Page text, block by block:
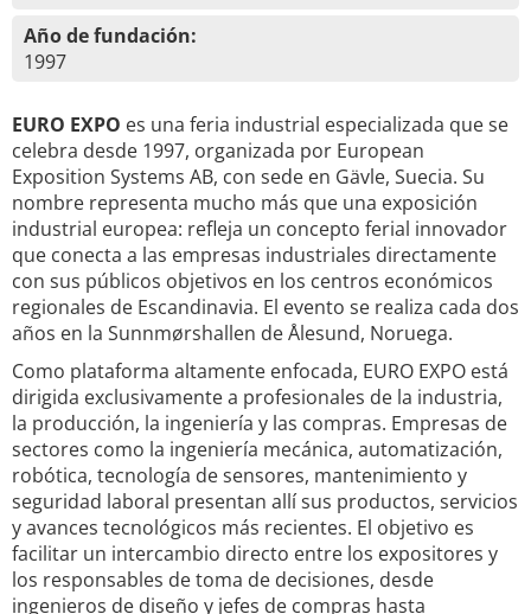
Año de fundación:
1997
EURO EXPO es una feria industrial especializada que se
celebra desde 1997, organizada por European
Exposition Systems AB, con sede en Gävle, Suecia. Su
nombre representa mucho más que una exposición
industrial europea: refleja un concepto ferial innovador
que conecta a las empresas industriales directamente
con sus públicos objetivos en los centros económicos
regionales de Escandinavia. El evento se realiza cada dos
años en la Sunnmørshallen de Ålesund, Noruega.
Como plataforma altamente enfocada, EURO EXPO está
dirigida exclusivamente a profesionales de la industria,
la producción, la ingeniería y las compras. Empresas de
sectores como la ingeniería mecánica, automatización,
robótica, tecnología de sensores, mantenimiento y
seguridad laboral presentan allí sus productos, servicios
y avances tecnológicos más recientes. El objetivo es
facilitar un intercambio directo entre los expositores y
los responsables de toma de decisiones, desde
ingenieros de diseño y jefes de compras hasta